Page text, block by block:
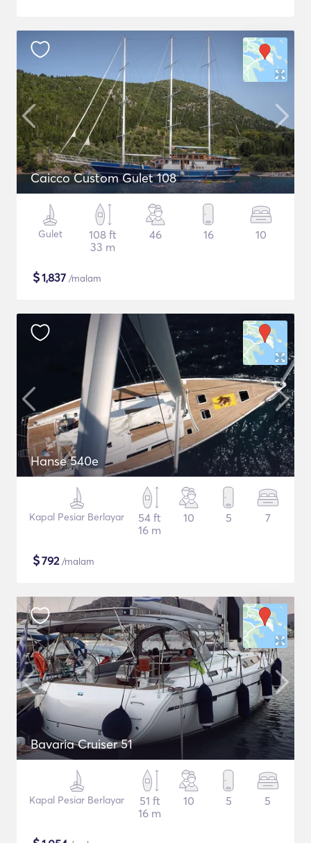
Caicco Custom Gulet 108
Gulet
108 ft
33 m
46 16 10
$1,837 /malam
Hanse 540e
Kapal Pesiar Berlayar
54 ft
16 m
10 5 7
$792/malam
Bavaria Cruiser 51
Kapal Pesiar Berlayar
51 ft
16 m
10 5 5